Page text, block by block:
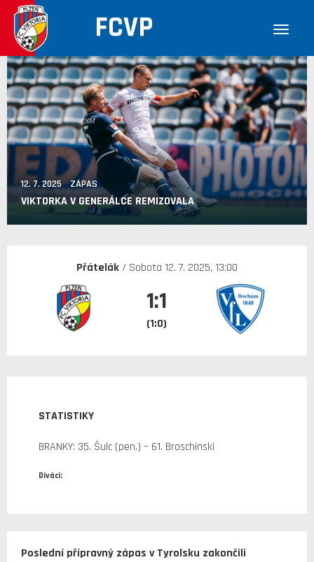
FCVP
12. 7. 2025 ZÁPAS
VIKTORKA V GENERÁLCE REMIZOVALA
Přátelák / Sobota 12. 7. 2025, 13:00
1:1
(1:0)
STATISTIKY
BRANKY: 35. Šulc (pen.) – 61. Broschinski
Diváci:
Poslední přípravný zápas v Tyrolsku zakončili